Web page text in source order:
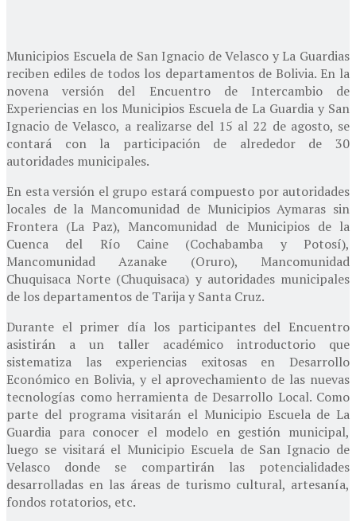
Municipios Escuela de San Ignacio de Velasco y La Guardias
reciben ediles de todos los departamentos de Bolivia. En la
novena versión del Encuentro de Intercambio de
Experiencias en los Municipios Escuela de La Guardia y San
Ignacio de Velasco, a realizarse del 15 al 22 de agosto, se
contará con la participación de alrededor de 30
autoridades municipales.
En esta versión el grupo estará compuesto por autoridades
locales de la Mancomunidad de Municipios Aymaras sin
Frontera (La Paz), Mancomunidad de Municipios de la
Cuenca del Río Caine (Cochabamba y Potosí),
Mancomunidad Azanake (Oruro), Mancomunidad
Chuquisaca Norte (Chuquisaca) y autoridades municipales
de los departamentos de Tarija y Santa Cruz.
Durante el primer día los participantes del Encuentro
asistirán a un taller académico introductorio que
sistematiza las experiencias exitosas en Desarrollo
Económico en Bolivia, y el aprovechamiento de las nuevas
tecnologías como herramienta de Desarrollo Local. Como
parte del programa visitarán el Municipio Escuela de La
Guardia para conocer el modelo en gestión municipal,
luego se visitará el Municipio Escuela de San Ignacio de
Velasco donde se compartirán las potencialidades
desarrolladas en las áreas de turismo cultural, artesanía,
fondos rotatorios, etc.